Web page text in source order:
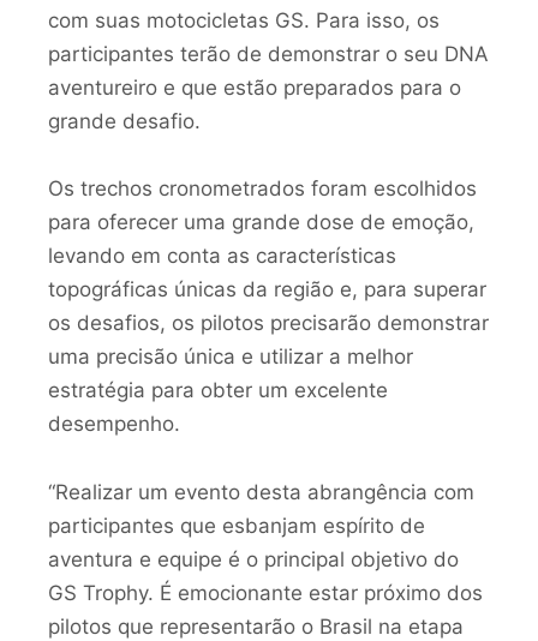
com suas motocicletas GS. Para isso, os
participantes terão de demonstrar o seu DNA
aventureiro e que estão preparados para o
grande desafio.
Os trechos cronometrados foram escolhidos
para oferecer uma grande dose de emoção,
levando em conta as características
topográficas únicas da região e, para superar
os desafios, os pilotos precisarão demonstrar
uma precisão única e utilizar a melhor
estratégia para obter um excelente
desempenho.
“Realizar um evento desta abrangência com
participantes que esbanjam espírito de
aventura e equipe é o principal objetivo do
GS Trophy. É emocionante estar próximo dos
pilotos que representarão o Brasil na etapa